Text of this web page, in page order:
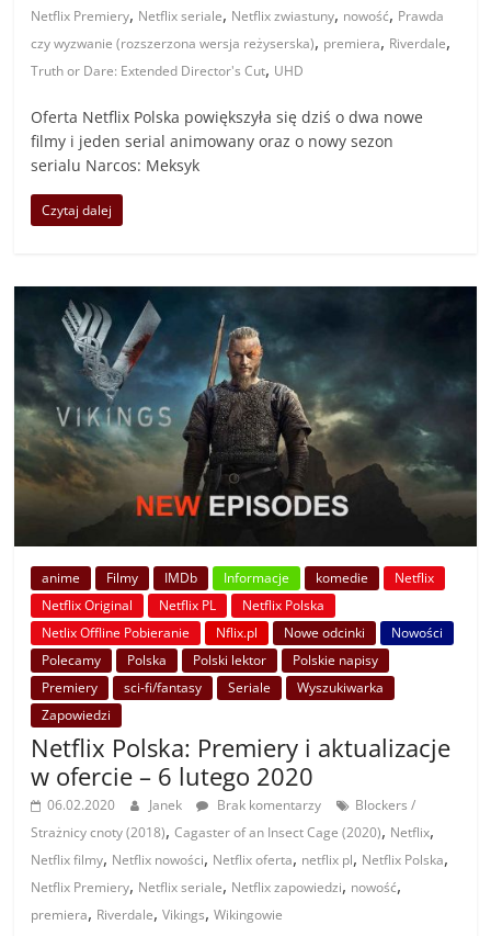
Netflix Premiery, Netflix seriale, Netflix zwiastuny, nowość, Prawda
czy wyzwanie (rozszerzona wersja reżyserska), premiera, Riverdale,
Truth or Dare: Extended Director's Cut, UHD
Oferta Netflix Polska powiększyła się dziś o dwa nowe
filmy i jeden serial animowany oraz o nowy sezon
serialu Narcos: Meksyk
Czytaj dalej
anime Filmy IMDb Informacje komedie
Netflix
Netflix Original
Netflix PL
Netflix Polska
Netlix Offline Pobieranie
Nflix.pl Nowe odcinki
Nowości
Polecamy
Polska Polski lektor
Polskie napisy
Premiery
sci-fi/fantasy Seriale
Wyszukiwarka
Zapowiedzi
Netflix Polska: Premiery i aktualizacje
w ofercie – 6 lutego 2020
06.02.2020 Janek Brak komentarzy
Blockers /
Strażnicy cnoty (2018),Cagaster of an Insect Cage (2020), Netflix,
Netflix filmy, Netflix nowości, Netflix oferta, netflix pl, Netflix Polska,
Netflix Premiery, Netflix seriale, Netflix zapowiedzi, nowość,
premiera, Riverdale,Vikings,Wikingowie